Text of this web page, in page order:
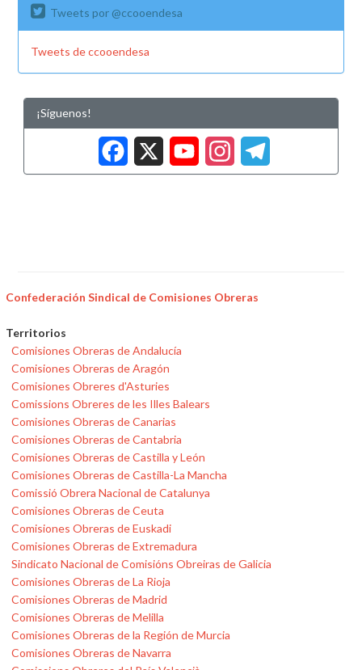
Tweets por @ccooendesa
Tweets de ccooendesa
¡Síguenos!
Facebook
X
Confederación Sindical de Comisiones Obreras
Territorios
Comisiones Obreras de Andalucía
Comisiones Obreras de Aragón
Comisiones Obreres d'Asturies
Comissions Obreres de les Illes Balears
Comisiones Obreras de Canarias
Comisiones Obreras de Cantabria
Comisiones Obreras de Castilla y León
Comisiones Obreras de Castilla-La Mancha
Comissió Obrera Nacional de Catalunya
Comisiones Obreras de Ceuta
Comisiones Obreras de Euskadi
Comisiones Obreras de Extremadura
Sindicato Nacional de Comisións Obreiras de Galicia
Comisiones Obreras de La Rioja
Comisiones Obreras de Madrid
Comisiones Obreras de Melilla
Comisiones Obreras de la Región de Murcia
Comisiones Obreras de Navarra